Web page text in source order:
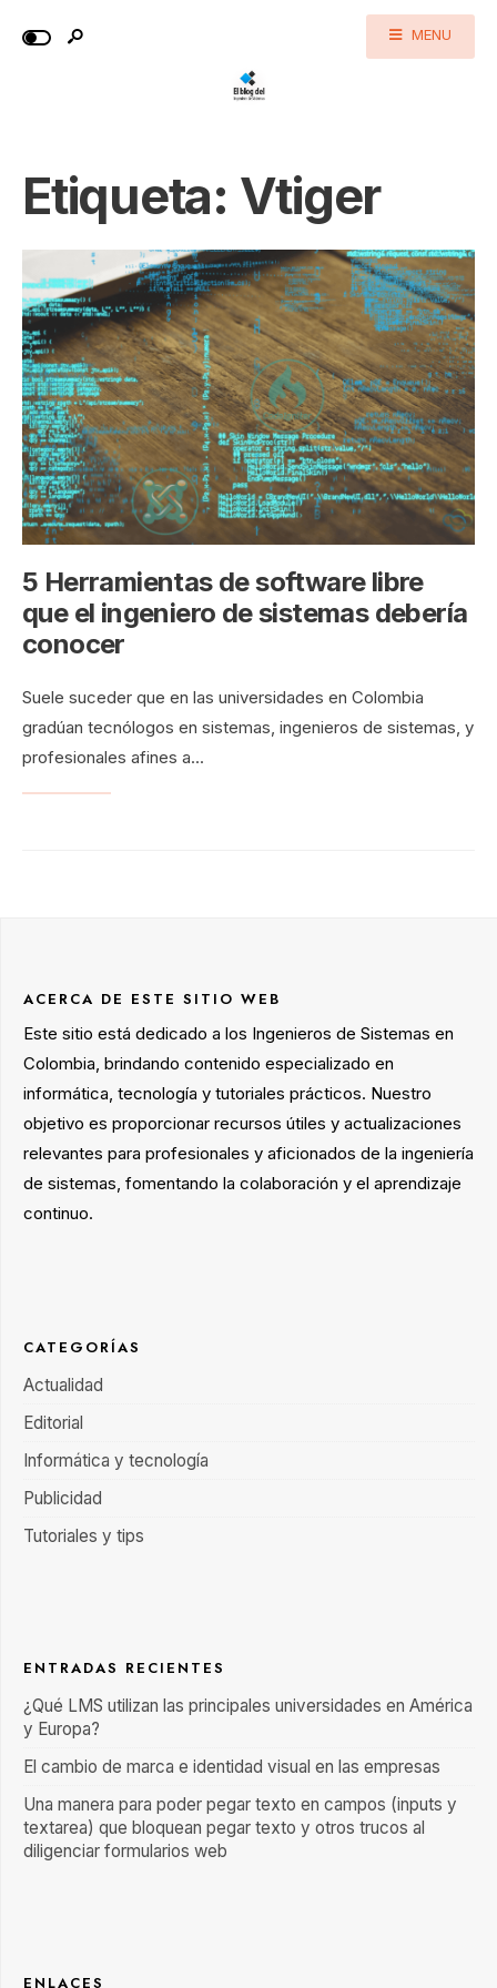
MENU
Etiqueta: Vtiger
5 Herramientas de software libre
que el ingeniero de sistemas debería
conocer
Suele suceder que en las universidades en Colombia
gradúan tecnólogos en sistemas, ingenieros de sistemas, y
profesionales afines a...
ACERCA DE ESTE SITIO WEB
Este sitio está dedicado a los Ingenieros de Sistemas en
Colombia, brindando contenido especializado en
informática, tecnología y tutoriales prácticos. Nuestro
objetivo es proporcionar recursos útiles y actualizaciones
relevantes para profesionales y aficionados de la ingeniería
de sistemas, fomentando la colaboración y el aprendizaje
continuo.
CATEGORÍAS
Actualidad
Editorial
Informática y tecnología
Publicidad
Tutoriales y tips
ENTRADAS RECIENTES
¿Qué LMS utilizan las principales universidades en América
y Europa?
El cambio de marca e identidad visual en las empresas
Una manera para poder pegar texto en campos (inputs y
textarea) que bloquean pegar texto y otros trucos al
diligenciar formularios web
ENLACES